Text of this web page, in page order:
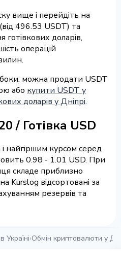
вище і перейдіть на
496.53 USDT) та
готівкових доларів,
операцій
можна продати USDT
або купити USDT у
доларів у Дніпрі.
/ Готівка USD
найгіршим курсом серед
0.98 - 1.01 USD. При
складе приблизно
Kurslog відсортовані за
резервів та
Україні›Обмін криптовалюти у